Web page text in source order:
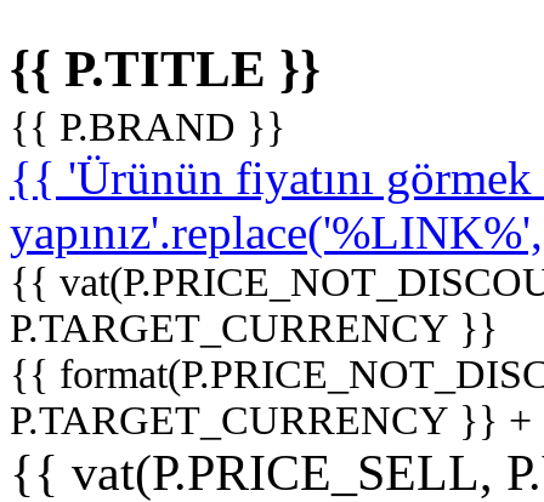
{{ P.TITLE }}
{{ P.BRAND }}
{{ 'Ürünün fiyatını
{{
P.TARGET_CURRENCY }}
{{
P.TARGET_CURRENCY }}
{{ vat(P.PRICE_SELL,